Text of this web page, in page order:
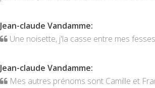
Jean-claude Vandamme:
Une noisette, j'la casse entre mes
Jean-claude Vandamme:
Mes autres prénoms sont Camille et